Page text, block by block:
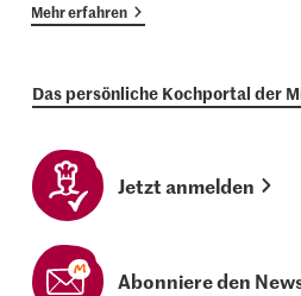
Mehr erfahren
Das persönliche Kochportal der
Jetzt anmelden
Abonniere den